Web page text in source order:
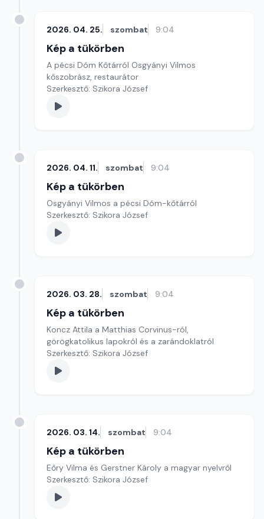
2026. 04. 25. szombat 9:04
Kép a tükörben
A pécsi Dóm Kőtárról Osgyányi Vilmos
kőszobrász, restaurátor
Szerkesztő: Szikora József
2026. 04. 11. szombat 9:04
Kép a tükörben
Osgyányi Vilmos a pécsi Dóm-kőtárról
Szerkesztő: Szikora József
2026. 03. 28. szombat 9:04
Kép a tükörben
Koncz Attila a Matthias Corvinus-ról,
görögkatolikus lapokról és a zarándoklatról
Szerkesztő: Szikora József
2026. 03. 14. szombat 9:04
Kép a tükörben
Eőry Vilma és Gerstner Károly a magyar nyelvről
Szerkesztő: Szikora József